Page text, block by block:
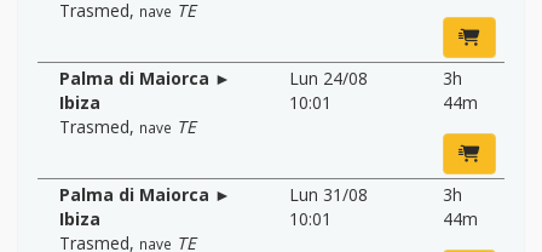
Trasmed, nave TE
Palma di Maiorca ►
Ibiza
Trasmed, nave TE
Lun 24/08
10:01
3h
44m
Palma di Maiorca ►
Ibiza
Trasmed, nave TE
Lun 31/08
10:01
3h
44m